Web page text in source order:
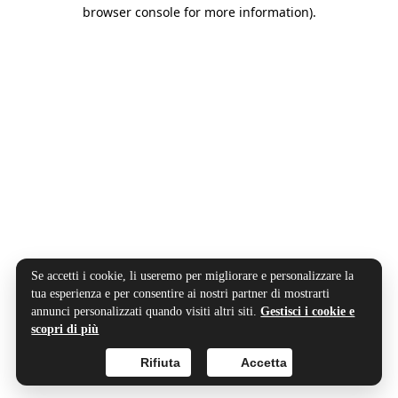
browser console for more information).
Se accetti i cookie, li useremo per migliorare e personalizzare la
tua esperienza e per consentire ai nostri partner di mostrarti
annunci personalizzati quando visiti altri siti.Gestisci i cookie e
scopri di più
Accetta
Rifiuta